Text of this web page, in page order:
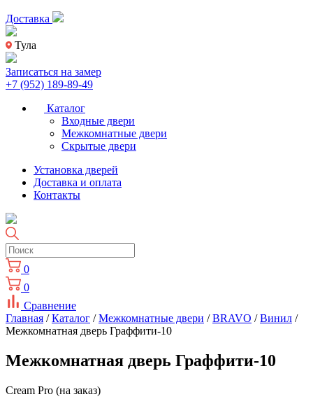
Доставка
Тула
Записаться на замер
+7 (952) 189-89-49
Каталог
Входные двери
Межкомнатные двери
Скрытые двери
Установка дверей
Доставка и оплата
Контакты
0
0
Сравнение
Главная /Каталог /Межкомнатные двери /BRAVO /Винил /
Межкомнатная дверь Граффити-10
Межкомнатная дверь Граффити-10
Cream Pro (на заказ)